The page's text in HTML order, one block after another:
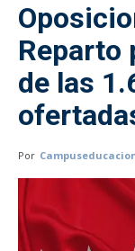
Reparto
de las
Por